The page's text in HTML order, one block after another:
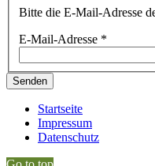
Bitte die E-Mail-Adresse
E-Mail-Adresse *
Senden
Startseite
Impressum
Datenschutz